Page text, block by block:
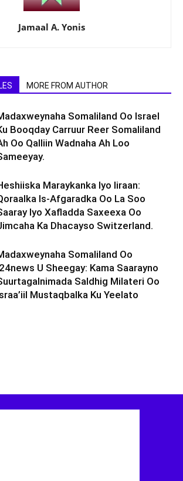
Jamaal A. Yonis
MORE FROM AUTHOR
Somaliland Oo Israel
Booqday Carruur Reer Somaliland
Oo Qalliin Wadnaha Ah Loo
Maraykanka Iyo Iiraan:
Is-Afgaradka Oo La Soo
Iyo Xafladda Saxeexa Oo
Ka Dhacayso Switzerland.
Somaliland Oo
U Sheegay: Kama Saarayno
Saldhig Milateri Oo
Mustaqbalka Ku Yeelato